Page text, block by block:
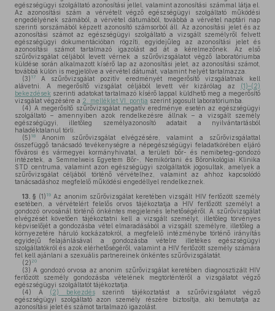
egészségügyi szolgáltató azonosítási jellel, valamint azonosítási számmal látja el.
Az azonosítási szám a vérvételt végző egészségügyi szolgáltató működési
engedélyének számából, a vérvétel dátumából, továbbá a vérvétel naptári nap
szerinti sorszámából képzett azonosító számsorból áll. Az azonosítási jelet és az
azonosítási számot az egészségügyi szolgáltató a vizsgált személyről felvett
egészségügyi dokumentációban rögzíti, egyidejűleg az azonosítási jelet és
azonosítási számot tartalmazó igazolást ad át a kérelmezőnek. Az első
szűrővizsgálat céljából levett vérnek a szűrővizsgálatot végző laboratóriumba
küldése során alkalmazott kísérő lap az azonosítási jelet, az azonosítási számot,
továbbá külön is megjelölve a vérvétel dátumát, valamint helyét tartalmazza.
(3) 17
A szűrővizsgálat pozitív eredményét megerősítő vizsgálatnak kell
alávetni. A megerősítő vizsgálat céljából levett vér kizárólag az (1)–(2)
bekezdések szerinti adatokat tartalmazó kísérő lappal küldhető meg a megerősítő
vizsgálat végzésére a 2. melléklet VI. pontja szerint jogosult laboratóriumba.
(4) A megerősítő szűrővizsgálat negatív eredménye esetén az egészségügyi
szolgáltató – amennyiben azok rendelkezésre állnak – a vizsgált személy
egészségügyi, illetőleg személyazonosító adatait a nyilvántartásból
haladéktalanul törli.
(5) 18
Anonim szűrővizsgálat elvégzésére, valamint a szűrővizsgálattal
összefüggő tanácsadó tevékenységre a népegészségügyi feladatkörében eljáró
fővárosi és vármegyei kormányhivatal, a területi bőr- és nemibeteg-gondozó
intézetek, a Semmelweis Egyetem Bőr-, Nemikórtani és Bőronkológiai Klinika
STD centruma, valamint azon egészségügyi szolgáltatók jogosultak, amelyek a
szűrővizsgálat céljából történő vérvételhez, valamint az ahhoz kapcsolódó
tanácsadáshoz megfelelő működési engedéllyel rendelkeznek.
13. § (1) 19 Az anonim szűrővizsgálat keretében vizsgált HIV fertőzött személy
esetében, a vérvételért felelős orvos tájékoztatja a HIV fertőzött személyt a
gondozó orvosánál történő önkéntes megjelenés lehetőségéről. A szűrővizsgálat
elvégzését követően tájékoztatni kell a vizsgált személyt, illetőleg törvényes
képviselőjét a gondozásba vétel elmaradásából a vizsgált személyre, illetőleg a
környezetére háruló kockázatokról, a megfelelő intézménybe történő irányítás
egyidejű felajánlásával a gondozásba vételre illetékes egészségügyi
szolgáltatókról és azok elérhetőségéről, valamint a HIV fertőzött személy számára
fel kell ajánlani a szexuális partnereinek önkéntes szűrővizsgálatát.
(2) 20
(3) A gondozó orvosa az anonim szűrővizsgálat keretében diagnosztizált HIV
fertőzött személy gondozásba vételének megtörténtéről a vizsgálatot végző
egészségügyi szolgáltatót tájékoztatja.
(4) A (2) bekezdésszerinti tájékoztatást a szűrővizsgálatot végző
egészségügyi szolgáltató azon személy részére biztosítja, aki bemutatja az
azonosítási jelet és számot tartalmazó igazolást.